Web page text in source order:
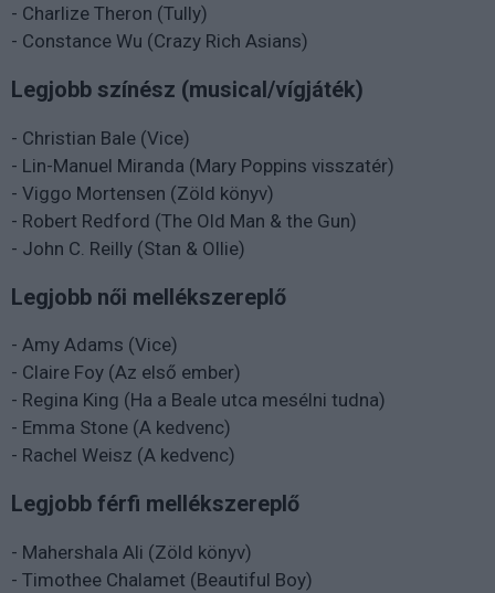
- Charlize Theron (Tully)
- Constance Wu (Crazy Rich Asians)
Legjobb színész (musical/vígjáték)
- Christian Bale (Vice)
- Lin-Manuel Miranda (Mary Poppins visszatér)
- Viggo Mortensen (Zöld könyv)
- Robert Redford (The Old Man & the Gun)
- John C. Reilly (Stan & Ollie)
Legjobb női mellékszereplő
- Amy Adams (Vice)
- Claire Foy (Az első ember)
- Regina King (Ha a Beale utca mesélni tudna)
- Emma Stone (A kedvenc)
- Rachel Weisz (A kedvenc)
Legjobb férfi mellékszereplő
- Mahershala Ali (Zöld könyv)
- Timothee Chalamet (Beautiful Boy)